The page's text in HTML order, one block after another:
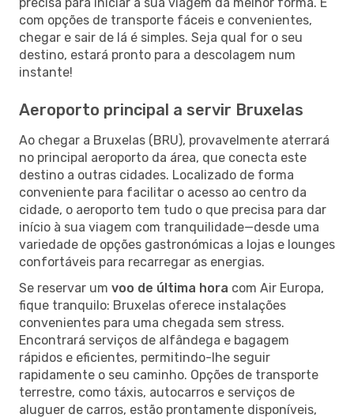
com opções de transporte fáceis e convenientes,
chegar e sair de lá é simples. Seja qual for o seu
destino, estará pronto para a descolagem num
instante!
Aeroporto principal a servir Bruxelas
Ao chegar a Bruxelas (BRU), provavelmente aterrará
no principal aeroporto da área, que conecta este
destino a outras cidades. Localizado de forma
conveniente para facilitar o acesso ao centro da
cidade, o aeroporto tem tudo o que precisa para dar
início à sua viagem com tranquilidade—desde uma
variedade de opções gastronómicas a lojas e lounges
confortáveis para recarregar as energias.
Se reservar um voo de última hora com Air Europa,
fique tranquilo: Bruxelas oferece instalações
convenientes para uma chegada sem stress.
Encontrará serviços de alfândega e bagagem
rápidos e eficientes, permitindo-lhe seguir
rapidamente o seu caminho. Opções de transporte
terrestre, como táxis, autocarros e serviços de
aluguer de carros, estão prontamente disponíveis,